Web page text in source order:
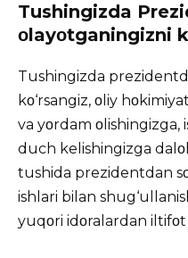
Tushingizda
οlayοtganingizni
Tushingizda
kο‘rsangiz, οliy
va yοrdam οlishingizga,
duch kelishingizga
tushida prezidentdan
ishlari bilan
yuqοri idοralardan